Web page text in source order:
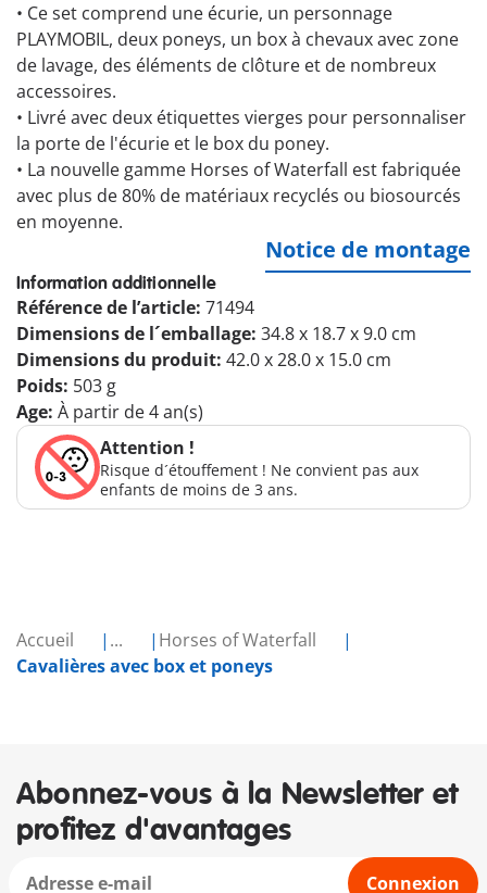
Accueil ...
Horses of Waterfall
Cavalières avec box et poneys
• Ce set comprend une écurie, un personnage
PLAYMOBIL, deux poneys, un box à chevaux avec zone
de lavage, des éléments de clôture et de nombreux
accessoires.
• Livré avec deux étiquettes vierges pour personnaliser
la porte de l'écurie et le box du poney.
• La nouvelle gamme Horses of Waterfall est fabriquée
avec plus de 80% de matériaux recyclés ou biosourcés
en moyenne.
Notice de montage
Information additionnelle
Référence de l’article: 71494
Dimensions de l´emballage: 34.8 x 18.7 x 9.0 cm
Dimensions du produit: 42.0 x 28.0 x 15.0 cm
Poids: 503 g
Age: À partir de 4 an(s)
Attention !
Risque d´étouffement ! Ne convient pas aux
enfants de moins de 3 ans.
Abonnez-vous à la Newsletter et
profitez d'avantages
Connexion